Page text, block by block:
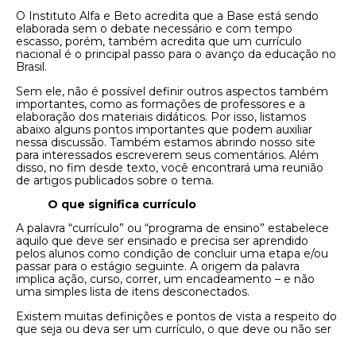
O Instituto Alfa e Beto acredita que a Base está sendo
elaborada sem o debate necessário e com tempo
escasso, porém, também acredita que um currículo
nacional é o principal passo para o avanço da educação no
Brasil.
Sem ele, não é possível definir outros aspectos também
importantes, como as formações de professores e a
elaboração dos materiais didáticos. Por isso, listamos
abaixo alguns pontos importantes que podem auxiliar
nessa discussão. Também estamos abrindo nosso site
para interessados escreverem seus comentários. Além
disso, no fim desde texto, você encontrará uma reunião
de artigos publicados sobre o tema.
O que significa currículo
A palavra “currículo” ou “programa de ensino” estabelece
aquilo que deve ser ensinado e precisa ser aprendido
pelos alunos como condição de concluir uma etapa e/ou
passar para o estágio seguinte. A origem da palavra
implica ação, curso, correr, um encadeamento – e não
uma simples lista de itens desconectados.
Existem muitas definições e pontos de vista a respeito do
que seja ou deva ser um currículo, o que deve ou não ser